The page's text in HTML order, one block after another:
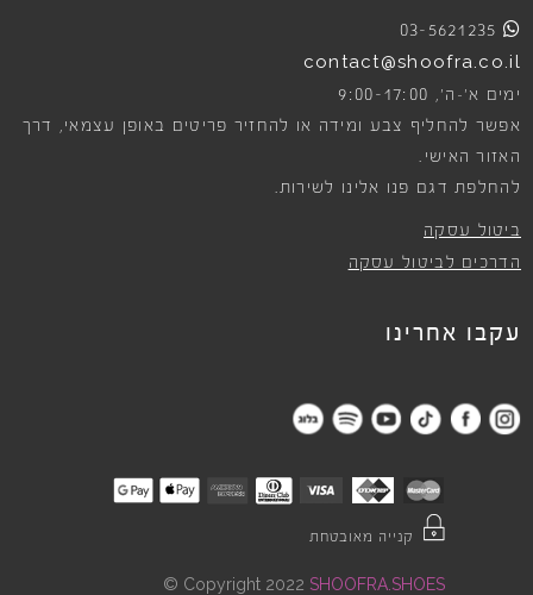
03-5621235
contact@shoofra.co.il
ימים א׳-ה׳, 9:00-17:00
אפשר להחליף צבע ומידה או להחזיר פריטים באופן עצמאי, דרך
האזור האישי.
להחלפת דגם פנו אלינו לשירות.
ביטול עסקה
הדרכים לביטול עסקה
עקבו אחרינו
קנייה מאובטחת
Copyright 2022 SHOOFRA.SHOES
©